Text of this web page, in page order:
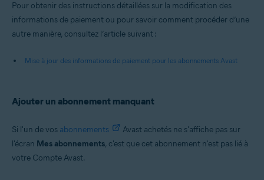
Pour obtenir des instructions détaillées sur la modification des
informations de paiement ou pour savoir comment procéder d’une
autre manière, consultez l’article suivant :
Mise à jour des informations de paiement pour les abonnements Avast
Ajouter un abonnement manquant
Si l'un de vos abonnements
Avast achetés ne s'affiche pas sur
l'écran Mes abonnements, c'est que cet abonnement n'est pas lié à
votre Compte Avast.